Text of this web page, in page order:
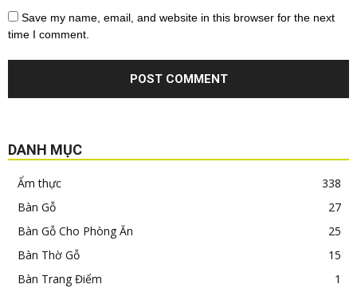
Save my name, email, and website in this browser for the next
time I comment.
DANH MỤC
Ẩm thực
338
Bàn Gỗ
27
Bàn Gỗ Cho Phòng Ăn
25
Bàn Thờ Gỗ
15
Bàn Trang Điểm
1